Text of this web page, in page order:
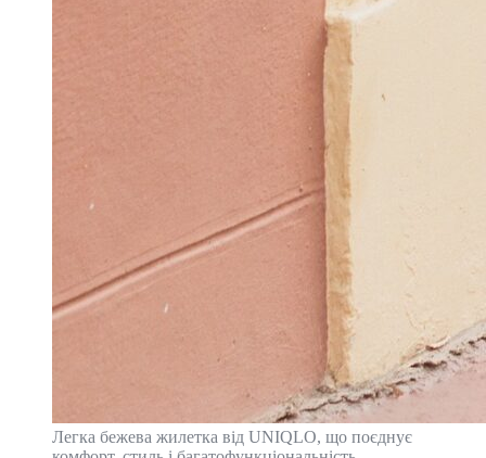
Легка бежева жилетка від UNIQLO, що поєднує